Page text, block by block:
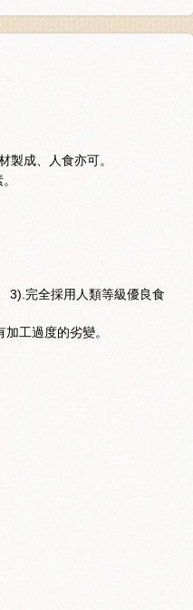
製成、人食亦可。
3).完全採用人類等級優良食
工過度的劣變。